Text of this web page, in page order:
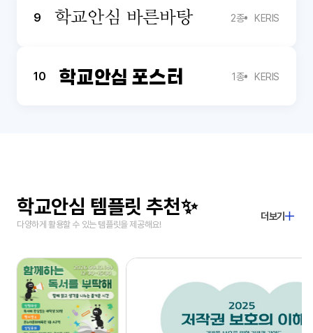
9 학교안심 바른바탕 2종 KERIS
10 학교안심 포스터 1종 KERIS
학교안심 템플릿 추천✨
다양하게 활용할 수 있는 템플릿을 제공해요!
더보기